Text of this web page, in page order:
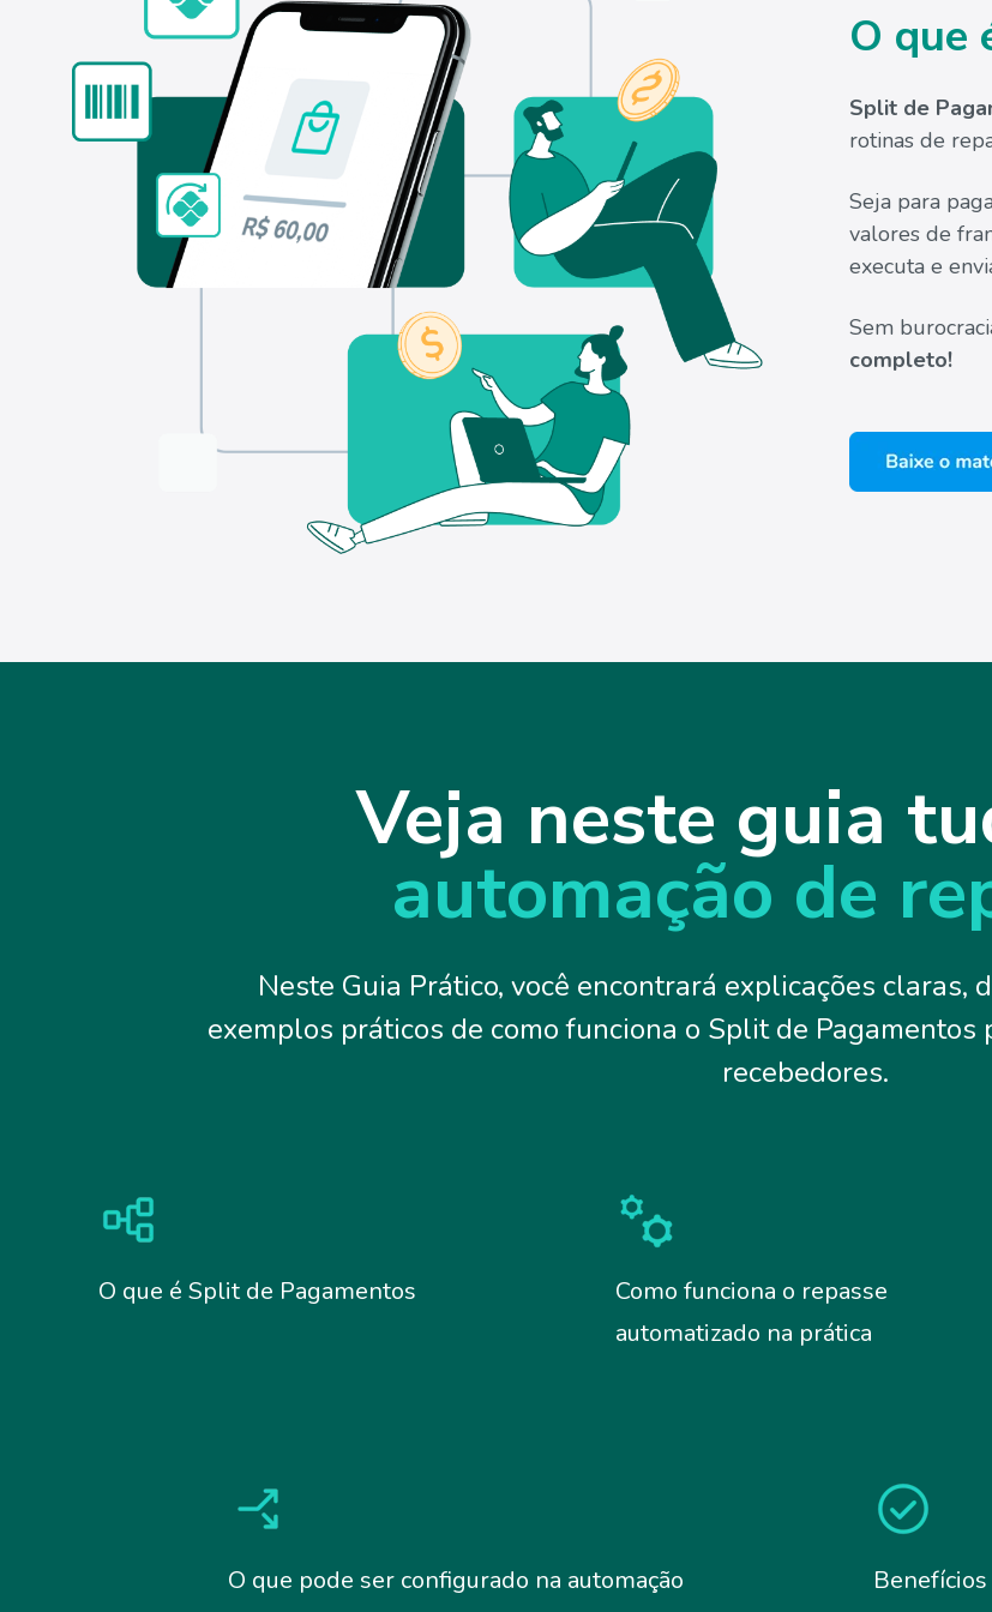
O que
Split de
rotinas de
Seja para
valores de
executa e
Sem
completo!
Veja neste guia
automação de
Neste Guia Prático, você encontrará explicações claras,
exemplos práticos de como funciona o Split de
recebedores.
O que é Split de Pagamentos
Como funciona o repasse
automatizado na prática
O que pode ser configurado na automação